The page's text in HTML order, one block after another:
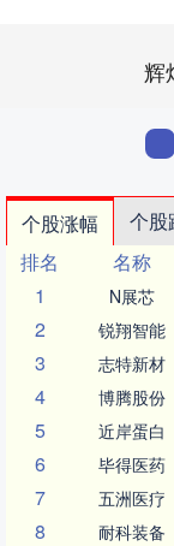
辉
个股涨幅 个股
排名
名称
1
N展芯
2 锐翔智能
3 志特新材
4 博腾股份
5 近岸蛋白
6 毕得医药
7 五洲医疗
8 耐科装备